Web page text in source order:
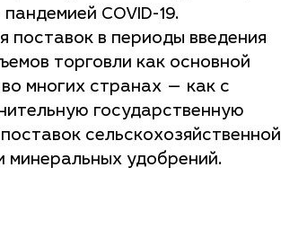
COVID-19.
поставок в периоды введения
торговли как основной
многих странах — как с
государственную
сельскохозяйственной
минеральных удобрений.